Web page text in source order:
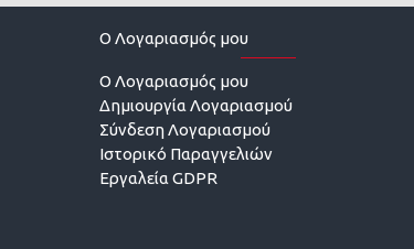
O Λογαριασμός μου
O Λογαριασμός μου
Δημιουργία Λογαριασμού
Σύνδεση Λογαριασμού
Ιστορικό Παραγγελιών
Εργαλεία GDPR